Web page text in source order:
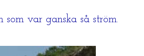
var ganska så ström.